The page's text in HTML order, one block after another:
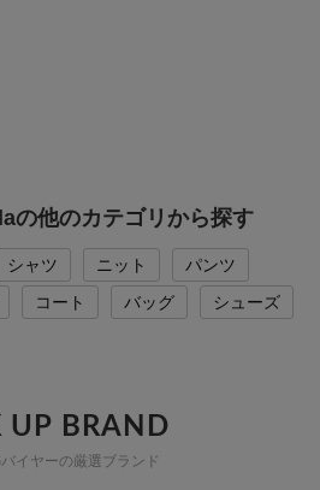
の他のカテゴリから探す
シャツ ニット
パンツ
コート バッグ
シューズ
UP BRAND
イヤーの厳選ブランド